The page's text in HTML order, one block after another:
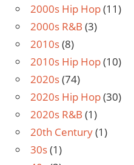
2000s Hip Hop(11)
2000s R&B (3)
2010s(8)
2010s Hip Hop(10)
2020s(74)
2020s Hip Hop(30)
2020s R&B (1)
20th Century(1)
30s(1)